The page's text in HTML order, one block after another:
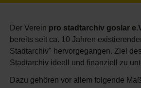
Der Verein pro stadtarchiv goslar
bereits seit ca. 10 Jahren
Stadtarchiv" hervorgegangen. Ziel
Stadtarchiv ideell und finanziell zu
Dazu gehören vor allem folgende